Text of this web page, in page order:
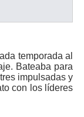
temporada al
Bateaba para
impulsadas y
con los líderes